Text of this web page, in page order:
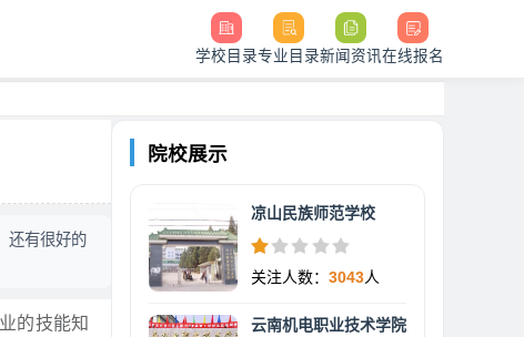
学校目录专业目录新闻资讯在线报名
还有很好的
的技能知
院校展示
凉山民族师范学校
关注人数： 3043人
云南机电职业技术学院